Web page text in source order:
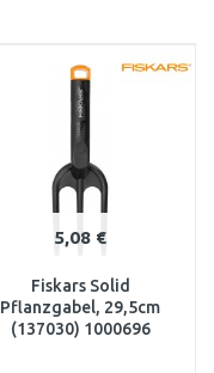
5,08 €
Fiskars Solid
Pflanzgabel, 29,5cm
(137030) 1000696